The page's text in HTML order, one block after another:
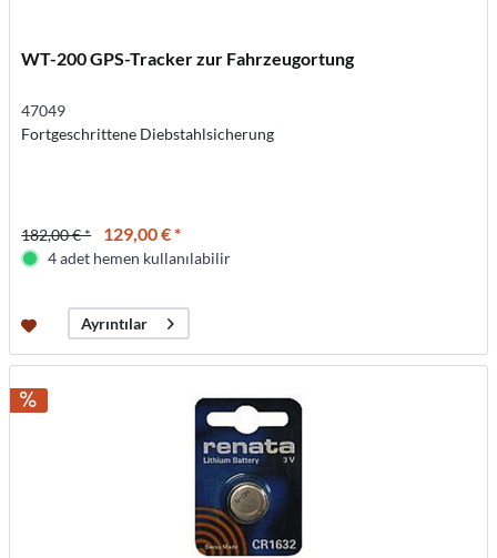
WT-200 GPS-Tracker zur Fahrzeugortung
47049
Fortgeschrittene Diebstahlsicherung
182,00 € * 129,00 € *
4 adet hemen kullanılabilir
Ayrıntılar